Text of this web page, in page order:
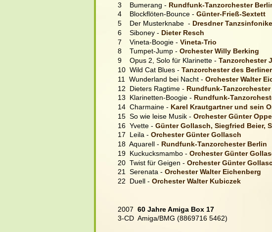
3    Bumerang - Rundfunk-Tanzorchester
4    Blockflöten-Bounce - Günter-Frieß-Sextett
5    Der Musterknabe  - Dresdner
6    Siboney - Dieter Resch
7    Vineta-Boogie - Vineta-Trio
8    Tumpet-Jump - Orchester Willy Berking
9    Opus 2, Solo für Klarinette - Tanzorchester
10  Wild Cat Blues - Tanzorchester des
11  Wunderland bei Nacht - Orchester Walter
12  Dieters Ragtime - Rundfunk-
13  Klarinetten-Boogie - Rundfunk-
14  Charmaine - Karel Krautgartner und sein
15  So wie leise Musik - Orchester Günter
16  Yvette - Günter Gollasch, Siegfried Beier,
17  Leila - Orchester Günter Gollasch
18  Aquarell - Rundfunk-Tanzorchester Berlin
19  Kuckucksmambo - Orchester Günter
20  Twist für Geigen - Orchester Günter
21  Serenata - Orchester Walter Eichenberg
22  Duell - Orchester Walter Kubiczek
2007 60 Jahre Amiga Box 17
3-CD  Amiga/BMG (8869716 5462)